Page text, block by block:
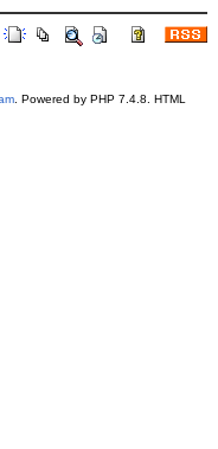
. Powered by PHP 7.4.8. HTML